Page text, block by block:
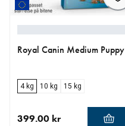
Royal Canin Medium Puppy
4 kg 10 kg 15 kg
399.00 kr